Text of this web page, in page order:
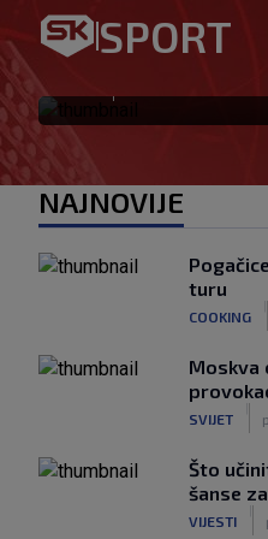
SPORT
svom
NAJNOVIJE
turu
COOKING
Moskva
SVIJET
Što
šanse
VIJESTI